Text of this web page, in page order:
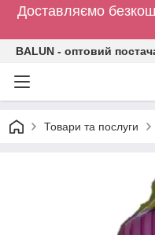
Доставляємо
BALUN - оптовий
Товари та послуги